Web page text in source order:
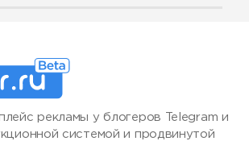
рекламы у блогеров Telegram и
системой и продвинутой